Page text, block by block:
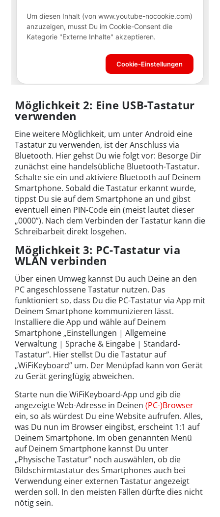
Möglichkeit 2: Eine USB-Tastatur
verwenden
Eine weitere Möglichkeit, um unter Android eine
Tastatur zu verwenden, ist der Anschluss via
Bluetooth. Hier gehst Du wie folgt vor: Besorge Dir
zunächst eine handelsübliche Bluetooth-Tastatur.
Schalte sie ein und aktiviere Bluetooth auf Deinem
Smartphone. Sobald die Tastatur erkannt wurde,
tippst Du sie auf dem Smartphone an und gibst
eventuell einen PIN-Code ein (meist lautet dieser
„0000”). Nach dem Verbinden der Tastatur kann die
Schreibarbeit direkt losgehen.
Möglichkeit 3: PC-Tastatur via
WLAN verbinden
Über einen Umweg kannst Du auch Deine an den
PC angeschlossene Tastatur nutzen. Das
funktioniert so, dass Du die PC-Tastatur via App mit
Deinem Smartphone kommunizieren lässt.
Installiere die App und wähle auf Deinem
Smartphone „Einstellungen | Allgemeine
Verwaltung | Sprache & Eingabe | Standard-
Tastatur”. Hier stellst Du die Tastatur auf
„WiFiKeyboard” um. Der Menüpfad kann von Gerät
zu Gerät geringfügig abweichen.
Starte nun die WiFiKeyboard-App und gib die
angezeigte Web-Adresse in Deinen (PC-)Browser
ein, so als würdest Du eine Website aufrufen. Alles,
was Du nun im Browser eingibst, erscheint 1:1 auf
Deinem Smartphone. Im oben genannten Menü
auf Deinem Smartphone kannst Du unter
„Physische Tastatur” noch auswählen, ob die
Bildschirmtastatur des Smartphones auch bei
Verwendung einer externen Tastatur angezeigt
werden soll. In den meisten Fällen dürfte dies nicht
nötig sein.